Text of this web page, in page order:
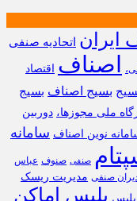
ایران اتحادیه صنفی
اصناف
اقتصاد
بسیج اصناف بسیج
ملی مجوزها، دوربین
نوین اصناف سامانه
صنفی صنوف عباس
صنفی مدیریت ریسک
پلیس پلیس اماکن